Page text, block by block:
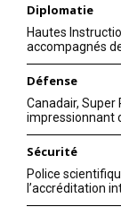
Diplomatie
Hautes
accompagnés
Défense
Canadair, Super
impressionnant
Sécurité
Police
l’accréditation